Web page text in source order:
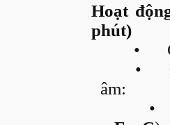
Hoạt
phút)
•
•
âm:
•